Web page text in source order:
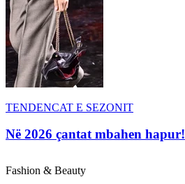
TENDENCAT E SEZONIT
Në 2026 çantat mbahen hapur!
Fashion & Beauty